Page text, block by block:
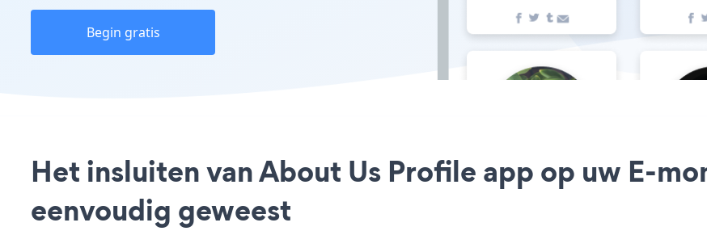
Begin gratis
Het insluiten van About Us Profile app op uw E-
eenvoudig geweest